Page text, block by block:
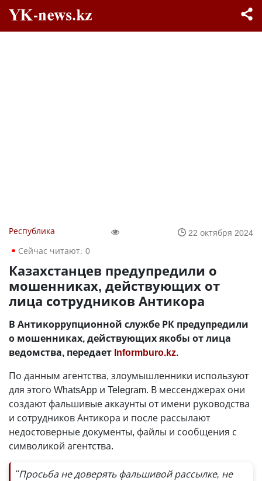
Республика
22 октября 2024
Сейчас читают: 0
Казахстанцев предупредили о
мошенниках, действующих от
лица сотрудников Антикора
В Антикоррупционной службе РК предупредили
о мошенниках, действующих якобы от лица
ведомства, передает Informburo.kz.
По данным агентства, злоумышленники используют
для этого WhatsApp и Telegram. В мессенджерах они
создают фальшивые аккаунты от имени руководства
и сотрудников Антикора и после рассылают
недостоверные документы, файлы и сообщения с
символикой агентства.
"Просьба не доверять фальшивой рассылке, не